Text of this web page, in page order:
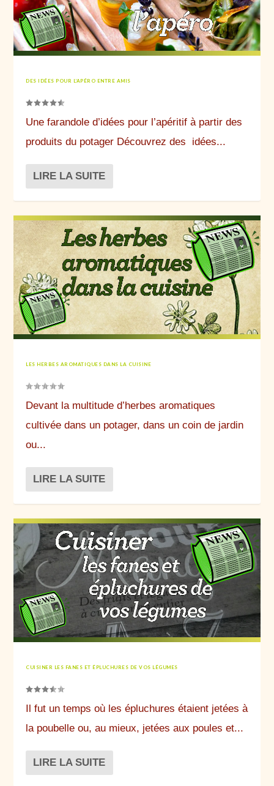
DES IDÉES POUR L’APÉRO ENTRE AMIS
Une farandole d’idées pour l’apéritif à partir des
produits du potager Découvrez des idées...
LIRE LA SUITE
LES HERBES AROMATIQUES DANS LA CUISINE
Devant la multitude d’herbes aromatiques
cultivée dans un potager, dans un coin de jardin
ou...
LIRE LA SUITE
CUISINER LES FANES ET ÉPLUCHURES DE VOS LÉGUMES
Il fut un temps où les épluchures étaient jetées à
la poubelle ou, au mieux, jetées aux poules et...
LIRE LA SUITE